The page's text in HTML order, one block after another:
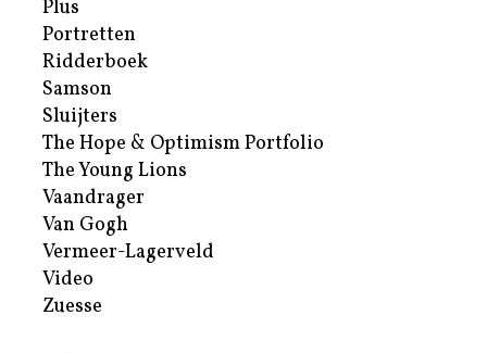
Plus
Portretten
Ridderboek
Samson
Sluijters
The Hope & Optimism Portfolio
The Young Lions
Vaandrager
Van Gogh
Vermeer-Lagerveld
Video
Zuesse